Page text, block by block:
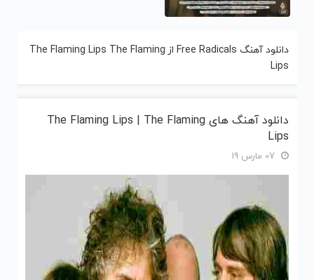
دانلود آهنگ Free Radicals از The Flaming Lips The Flaming
Lips
دانلود آهنگ های The Flaming Lips | The Flaming
Lips